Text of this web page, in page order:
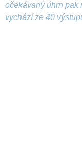
očekávaný úhrn pak
vychází ze 40